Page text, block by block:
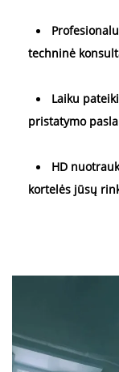
techninė
Laiku
pristatymo
HD
kortelės jūsų